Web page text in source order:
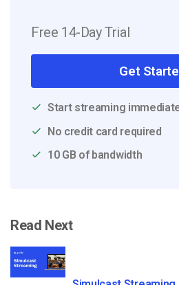
Free 14-Day Trial
Get
Start streaming
No credit card required
10 GB of bandwidth
Read Next